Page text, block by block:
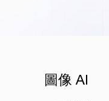
圖像 AI